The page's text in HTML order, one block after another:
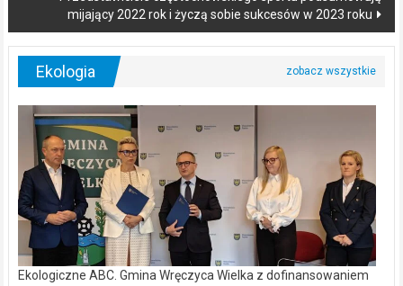
mijający 2022 rok i życzą sobie sukcesów w 2023 roku
Ekologia
Ekologiczne ABC. Gmina Wręczyca Wielka z dofinansowaniem